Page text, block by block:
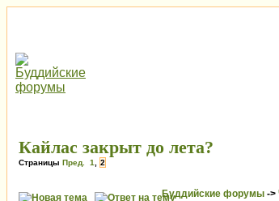
Кайлас закрыт до лета?
Страницы Пред. 1 2
Буддийские форумы ->